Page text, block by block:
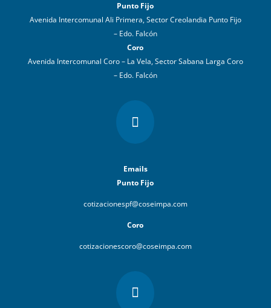
Punto Fijo
Avenida Intercomunal Ali Primera, Sector Creolandia Punto Fijo
– Edo. Falcón
Coro
Avenida Intercomunal Coro – La Vela, Sector Sabana Larga Coro
– Edo. Falcón

Emails
Punto Fijo
cotizacionespf@coseimpa.com
Coro
cotizacionescoro@coseimpa.com
